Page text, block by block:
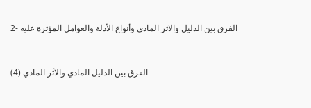
2- الفرق بين الدليل والاثر المادي وأنواع الأدلة والعوامل المؤثرة عليه
(4) الفرق بين الدليل المادي والآثر المادي